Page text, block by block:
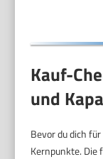
Kauf-
und
Bevor du dich
Kernpunkte. Die